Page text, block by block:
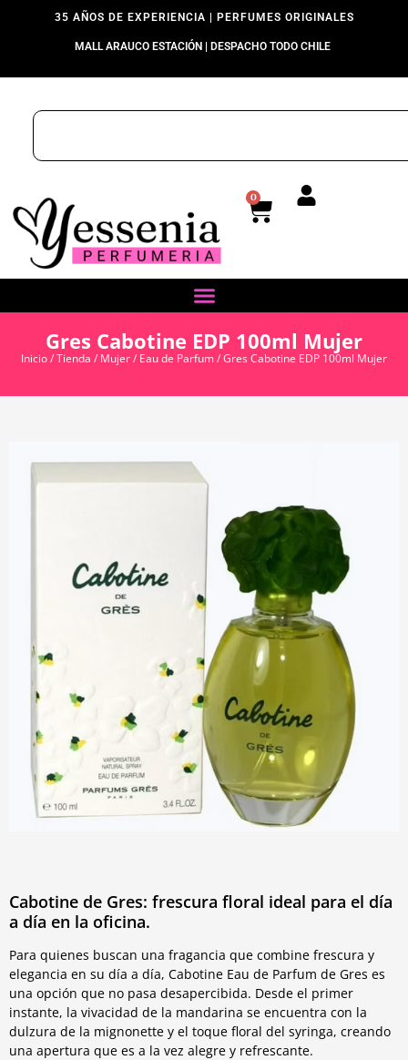
35 AÑOS DE EXPERIENCIA | PERFUMES ORIGINALES
MALL ARAUCO ESTACIÓN | DESPACHO TODO CHILE
0
Gres Cabotine EDP 100ml Mujer
Inicio/Tienda / Mujer/ Eau de Parfum/ Gres Cabotine EDP 100ml Mujer
Cabotine de Gres: frescura floral ideal para el día
a día en la oficina.
Para quienes buscan una fragancia que combine frescura y
elegancia en su día a día, Cabotine Eau de Parfum de Gres es
una opción que no pasa desapercibida. Desde el primer
instante, la vivacidad de la mandarina se encuentra con la
dulzura de la mignonette y el toque floral del syringa, creando
una apertura que es a la vez alegre y refrescante.